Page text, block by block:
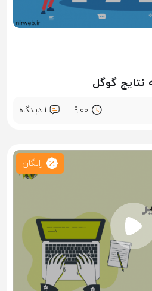
نتایج گوگل
9:00 1 ديدگاه
رایگان